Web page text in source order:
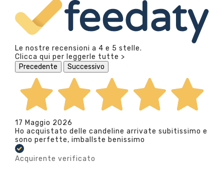
Le nostre recensioni a 4 e 5 stelle.
Clicca qui per leggerle tutte >
Precedente
Successivo
17 Maggio 2026
Ho acquistato delle candeline arrivate subitissimo e
sono perfette, imballste benissimo
Acquirente verificato